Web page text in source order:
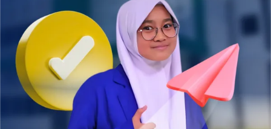
OUR PROGRAM
REGISTRATION